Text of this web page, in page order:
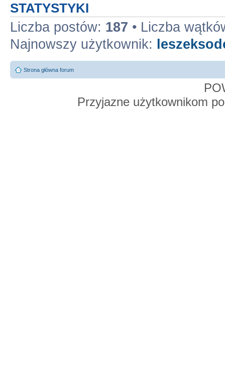
STATYSTYKI
Liczba postów: 187 • Liczba
Najnowszy użytkownik:
Strona główna forum
Przyjazne użytkownikom